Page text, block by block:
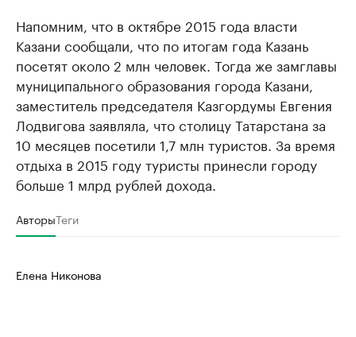
Напомним, что в октябре 2015 года власти
Казани сообщали, что по итогам года Казань
посетят около 2 млн человек. Тогда же замглавы
муниципального образования города Казани,
заместитель председателя Казгордумы Евгения
Лодвигова заявляла, что столицу Татарстана за
10 месяцев посетили 1,7 млн туристов. За время
отдыха в 2015 году туристы принесли городу
больше 1 млрд рублей дохода.
АвторыТеги
Елена Никонова